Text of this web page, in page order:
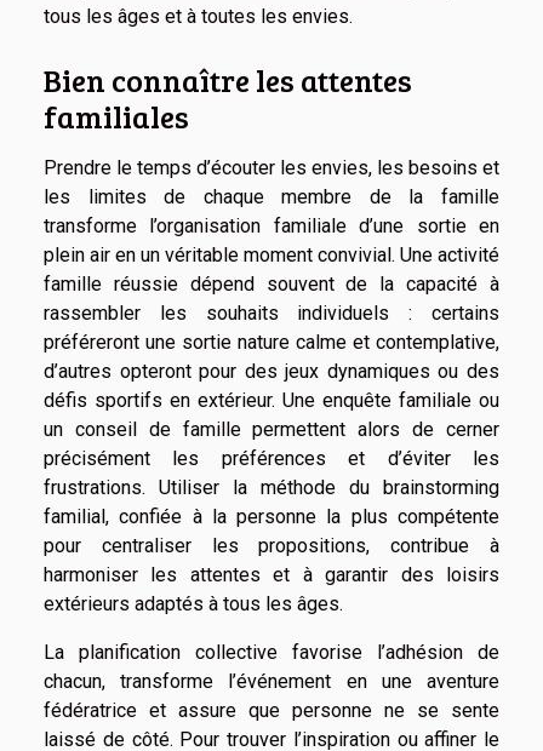
tous les âges et à toutes les envies.
Bien connaître les attentes
familiales
Prendre le temps d’écouter les envies, les besoins et
les limites de chaque membre de la famille
transforme l’organisation familiale d’une sortie en
plein air en un véritable moment convivial. Une activité
famille réussie dépend souvent de la capacité à
rassembler les souhaits individuels : certains
préféreront une sortie nature calme et contemplative,
d’autres opteront pour des jeux dynamiques ou des
défis sportifs en extérieur. Une enquête familiale ou
un conseil de famille permettent alors de cerner
précisément les préférences et d’éviter les
frustrations. Utiliser la méthode du brainstorming
familial, confiée à la personne la plus compétente
pour centraliser les propositions, contribue à
harmoniser les attentes et à garantir des loisirs
extérieurs adaptés à tous les âges.
La planification collective favorise l’adhésion de
chacun, transforme l’événement en une aventure
fédératrice et assure que personne ne se sente
laissé de côté. Pour trouver l’inspiration ou affiner le